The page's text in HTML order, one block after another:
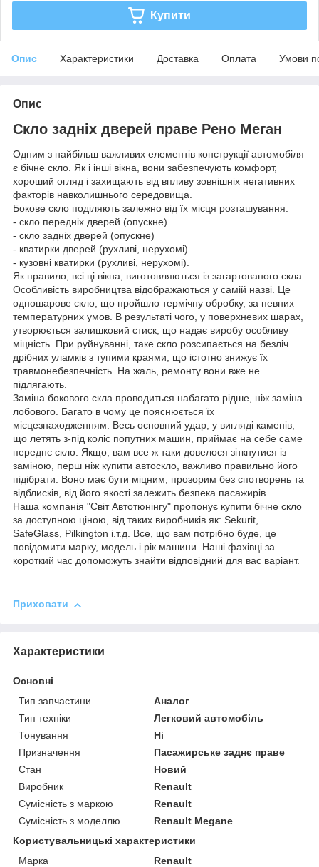
Купити
Опис Характеристики Доставка Оплата Умови
Опис
Скло задніх дверей праве Рено Меган
Одним з найбільш важливих елементів конструкції автомобіля
є бічне скло. Як і інші вікна, вони забезпечують комфорт,
хороший огляд і захищають від впливу зовнішніх негативних
факторів навколишнього середовища.
Бокове скло поділяють залежно від їх місця розташування:
- скло передніх дверей (опускне)
- скло задніх дверей (опускне)
- кватирки дверей (рухливі, нерухомі)
- кузовні кватирки (рухливі, нерухомі).
Як правило, всі ці вікна, виготовляються із загартованого скла.
Особливість виробництва відображаються у самій назві. Це
одношарове скло, що пройшло термічну обробку, за певних
температурних умов. В результаті чого, у поверхневих шарах,
утворюється залишковий стиск, що надає виробу особливу
міцність. При руйнуванні, таке скло розсипається на безліч
дрібних уламків з тупими краями, що істотно знижує їх
травмонебезпечність. На жаль, ремонту вони вже не
підлягають.
Заміна бокового скла проводиться набагато рідше, ніж заміна
лобового. Багато в чому це пояснюється їх
місцезнаходженням. Весь основний удар, у вигляді каменів,
що летять з-під коліс попутних машин, приймає на себе саме
переднє скло. Якщо, вам все ж таки довелося зіткнутися із
заміною, перш ніж купити автоскло, важливо правильно його
підібрати. Воно має бути міцним, прозорим без спотворень та
відблисків, від його якості залежить безпека пасажирів.
Наша компанія "Світ Автотюнінгу" пропонує купити бічне скло
за доступною ціною, від таких виробників як: Sekurit,
SafeGlass, Pilkington і.т.д. Все, що вам потрібно буде, це
повідомити марку, модель і рік машини. Наші фахівці за
короткий час допоможуть знайти відповідний для вас варіант.
Приховати
Характеристики
Основні
Тип запчастини
Аналог
Тип техніки
Легковий автомобіль
Тонування
Ні
Призначення
Пасажирське заднє праве
Стан
Новий
Виробник
Renault
Сумісність з маркою
Renault
Сумісність з моделлю
Renault Megane
Користувальницькі характеристики
Марка
Renault